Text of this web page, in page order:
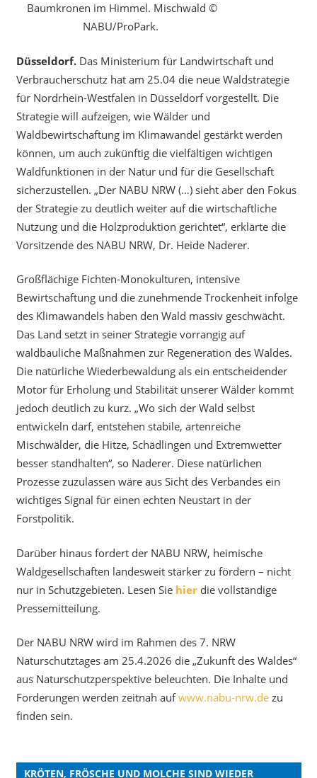
Baumkronen im Himmel. Mischwald ©
NABU/ProPark.
Düsseldorf.Das Ministerium für Landwirtschaft und
Verbraucherschutz hat am 25.04 die neue Waldstrategie
für Nordrhein-Westfalen in Düsseldorf vorgestellt. Die
Strategie will aufzeigen, wie Wälder und
Waldbewirtschaftung im Klimawandel gestärkt werden
können, um auch zukünftig die vielfältigen wichtigen
Waldfunktionen in der Natur und für die Gesellschaft
sicherzustellen. „Der NABU NRW (…) sieht aber den Fokus
der Strategie zu deutlich weiter auf die wirtschaftliche
Nutzung und die Holzproduktion gerichtet“, erklärte die
Vorsitzende des NABU NRW, Dr. Heide Naderer.
Großflächige Fichten-Monokulturen, intensive
Bewirtschaftung und die zunehmende Trockenheit infolge
des Klimawandels haben den Wald massiv geschwächt.
Das Land setzt in seiner Strategie vorrangig auf
waldbauliche Maßnahmen zur Regeneration des Waldes.
Die natürliche Wiederbewaldung als ein entscheidender
Motor für Erholung und Stabilität unserer Wälder kommt
jedoch deutlich zu kurz. „Wo sich der Wald selbst
entwickeln darf, entstehen stabile, artenreiche
Mischwälder, die Hitze, Schädlingen und Extremwetter
besser standhalten“, so Naderer. Diese natürlichen
Prozesse zuzulassen wäre aus Sicht des Verbandes ein
wichtiges Signal für einen echten Neustart in der
Forstpolitik.
Darüber hinaus fordert der NABU NRW, heimische
Waldgesellschaften landesweit stärker zu fördern – nicht
nur in Schutzgebieten. Lesen Sie hier die vollständige
Pressemitteilung.
Der NABU NRW wird im Rahmen des 7. NRW
Naturschutztages am 25.4.2026 die „Zukunft des Waldes“
aus Naturschutzperspektive beleuchten. Die Inhalte und
Forderungen werden zeitnah aufwww.nabu-nrw.dezu
finden sein.
KRÖTEN, FRÖSCHE UND MOLCHE SIND WIEDER